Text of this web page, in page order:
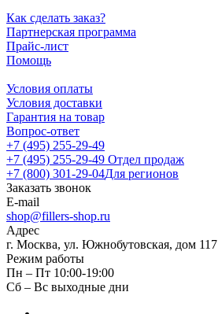
Как сделать заказ?
Партнерская программа
Прайс-лист
Помощь
Условия оплаты
Условия доставки
Гарантия на товар
Вопрос-ответ
+7 (495) 255-29-49
+7 (495) 255-29-49 Отдел продаж
+7 (800) 301-29-04Для регионов
Заказать звонок
E-mail
shop@fillers-shop.ru
Адрес
г. Москва, ул. Южнобутовская, дом 117
Режим работы
Пн – Пт 10:00-19:00
Сб – Вс выходные дни